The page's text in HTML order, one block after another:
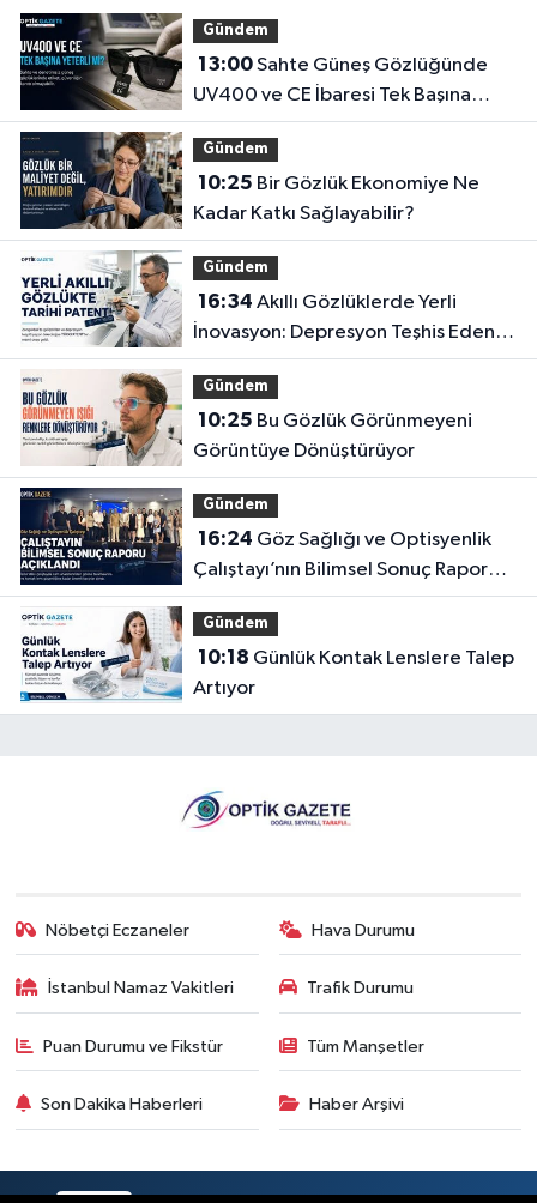
Gündem
13:00Sahte Güneş Gözlüğünde
UV400 ve CE İbaresi Tek Başına
Yeterli mi?
Gündem
10:25
Kadar Katkı Sağlayabilir?
Gündem
16:34
İnovasyon: Depresyon Teşhis Eden
Gözlüğe Türkpatent Onayı
Gündem
10:25
Görüntüye Dönüştürüyor
Gündem
16:24
Çalıştayı’nın Bilimsel Sonuç Raporu
Açıklandı
Gündem
10:18
Artıyor
Nöbetçi Eczaneler Hava Durumu
İstanbul Namaz Vakitleri Trafik Durumu
Puan Durumu ve Fikstür Tüm Manşetler
Son Dakika Haberleri Haber Arşivi